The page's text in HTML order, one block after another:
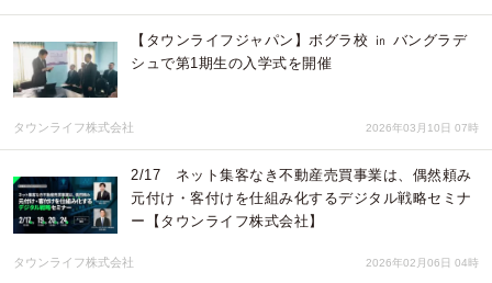
【タウンライフジャパン】ボグラ校 ㏌ バングラデ
シュで第1期生の入学式を開催
タウンライフ株式会社 2026年03月10日 07時
2/17 ネット集客なき不動産売買事業は、偶然頼み
元付け・客付けを仕組み化するデジタル戦略セミナ
ー【タウンライフ株式会社】
タウンライフ株式会社 2026年02月06日 04時